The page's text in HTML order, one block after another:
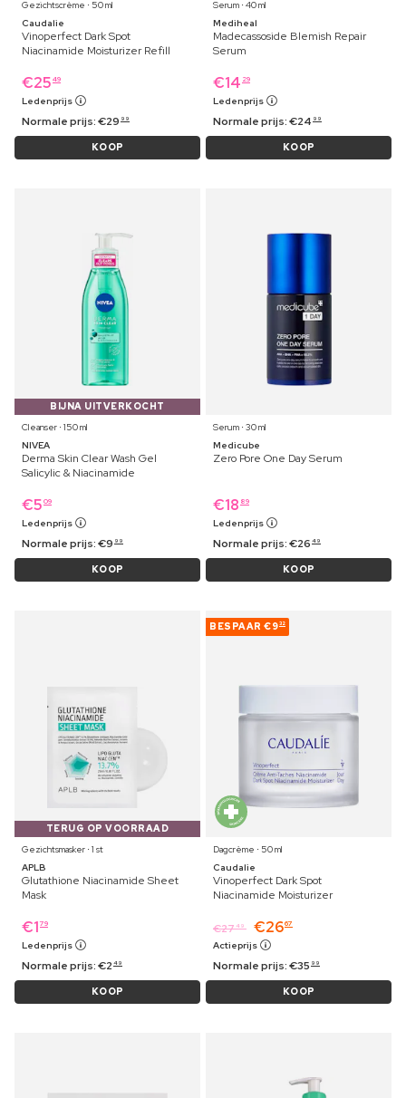
Gezichtscrème ⋅ 50 ml
Caudalie
Vinoperfect Dark Spot
Niacinamide Moisturizer Refill
€25 49
Ledenprijs
Normale prijs:€29 99
KOOP
Serum ⋅ 40 ml
Mediheal
Madecassoside Blemish Repair
Serum
€14 29
Ledenprijs
Normale prijs:€24 99
KOOP
BIJNA UITVERKOCHT
Cleanser ⋅ 150 ml
NIVEA
Derma Skin Clear Wash Gel
Salicylic & Niacinamide
€5 09
Ledenprijs
Normale prijs:€9 99
KOOP
Serum ⋅ 30 ml
Medicube
Zero Pore One Day Serum
€18 89
Ledenprijs
Normale prijs:€26 49
KOOP
TERUG OP VOORRAAD
Gezichtsmasker ⋅ 1 st
APLB
Glutathione Niacinamide Sheet
Mask
€1 79
Ledenprijs
Normale prijs:€2 49
KOOP
BESPAAR €932
Dagcrème ⋅ 50 ml
Caudalie
Vinoperfect Dark Spot
Niacinamide Moisturizer
€27 49 €2667
Actieprijs
Normale prijs:€35 99
KOOP